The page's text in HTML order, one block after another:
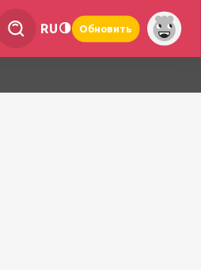
RU Обновить